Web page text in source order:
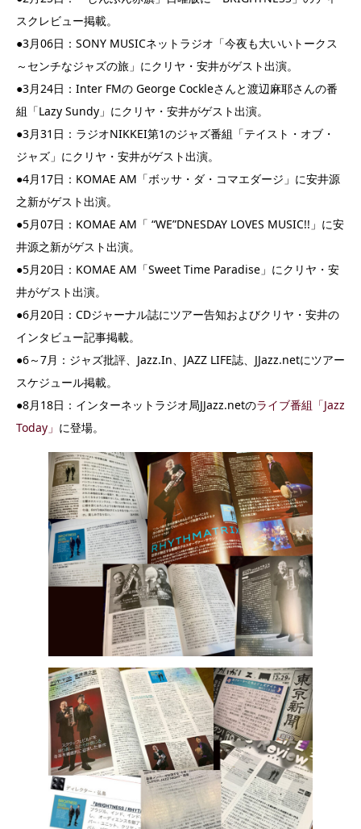
スクレビュー掲載。
●3月06日：SONY MUSICネットラジオ「今夜も大いいトークス
～センチなジャズの旅」にクリヤ・安井がゲスト出演。
●3月24日：Inter FMの George Cockleさんと渡辺麻耶さんの番
組「Lazy Sundy」にクリヤ・安井がゲスト出演。
●3月31日：ラジオNIKKEI第1のジャズ番組「テイスト・オブ・
ジャズ」にクリヤ・安井がゲスト出演。
●4月17日：KOMAE AM「ボッサ・ダ・コマエダージ」に安井源
之新がゲスト出演。
●5月07日：KOMAE AM「 “WE”DNESDAY LOVES MUSIC!!」に安
井源之新がゲスト出演。
●5月20日：KOMAE AM「Sweet Time Paradise」にクリヤ・安
井がゲスト出演。
●6月20日：CDジャーナル誌にツアー告知およびクリヤ・安井の
インタビュー記事掲載。
●6～7月：ジャズ批評、Jazz.In、JAZZ LIFE誌、JJazz.netにツアー
スケジュール掲載。
●8月18日：インターネットラジオ局JJazz.netのライブ番組「Jazz
Today」 に登場。